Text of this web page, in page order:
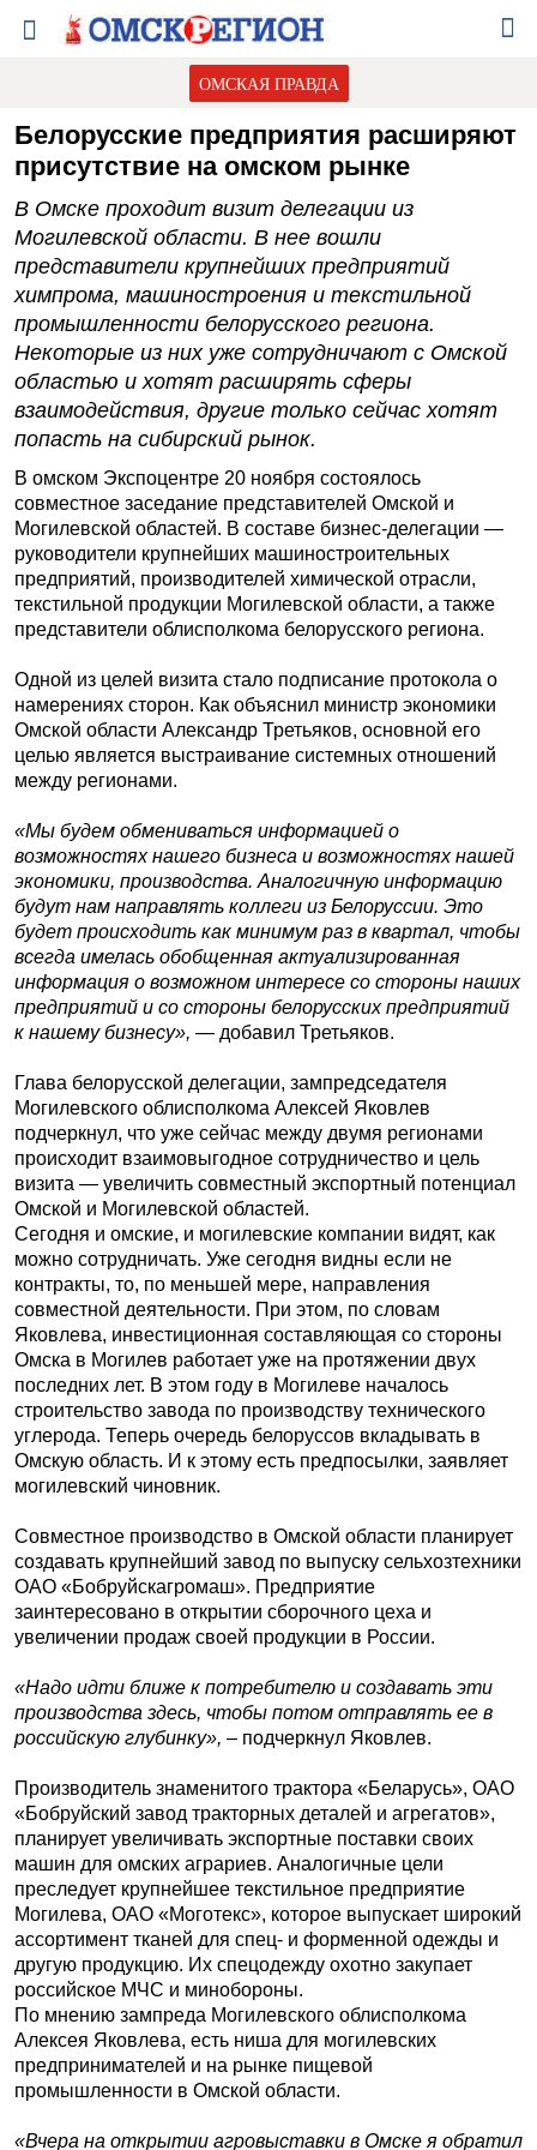
ОМСКАЯ ПРАВДА
Белорусские предприятия расширяют
присутствие на омском рынке
В Омске проходит визит делегации из
Могилевской области. В нее вошли
представители крупнейших предприятий
химпрома, машиностроения и текстильной
промышленности белорусского региона.
Некоторые из них уже сотрудничают с Омской
областью и хотят расширять сферы
взаимодействия, другие только сейчас хотят
попасть на сибирский рынок.
В омском Экспоцентре 20 ноября состоялось
совместное заседание представителей Омской и
Могилевской областей. В составе бизнес-делегации —
руководители крупнейших машиностроительных
предприятий, производителей химической отрасли,
текстильной продукции Могилевской области, а также
представители облисполкома белорусского региона.
Одной из целей визита стало подписание протокола о
намерениях сторон. Как объяснил министр экономики
Омской области Александр Третьяков, основной его
целью является выстраивание системных отношений
между регионами.
«Мы будем обмениваться информацией о
возможностях нашего бизнеса и возможностях нашей
экономики, производства. Аналогичную информацию
будут нам направлять коллеги из Белоруссии. Это
будет происходить как минимум раз в квартал, чтобы
всегда имелась обобщенная актуализированная
информация о возможном интересе со стороны наших
предприятий и со стороны белорусских предприятий
к нашему бизнесу», — добавил Третьяков.
Глава белорусской делегации, зампредседателя
Могилевского облисполкома Алексей Яковлев
подчеркнул, что уже сейчас между двумя регионами
происходит взаимовыгодное сотрудничество и цель
визита — увеличить совместный экспортный потенциал
Омской и Могилевской областей.
Сегодня и омские, и могилевские компании видят, как
можно сотрудничать. Уже сегодня видны если не
контракты, то, по меньшей мере, направления
совместной деятельности. При этом, по словам
Яковлева, инвестиционная составляющая со стороны
Омска в Могилев работает уже на протяжении двух
последних лет. В этом году в Могилеве началось
строительство завода по производству технического
углерода. Теперь очередь белоруссов вкладывать в
Омскую область. И к этому есть предпосылки, заявляет
могилевский чиновник.
Совместное производство в Омской области планирует
создавать крупнейший завод по выпуску сельхозтехники
ОАО «Бобруйскагромаш». Предприятие
заинтересовано в открытии сборочного цеха и
увеличении продаж своей продукции в России.
«Надо идти ближе к потребителю и создавать эти
производства здесь, чтобы потом отправлять ее в
российскую глубинку», – подчеркнул Яковлев.
Производитель знаменитого трактора «Беларусь», ОАО
«Бобруйский завод тракторных деталей и агрегатов»,
планирует увеличивать экспортные поставки своих
машин для омских аграриев. Аналогичные цели
преследует крупнейшее текстильное предприятие
Могилева, ОАО «Моготекс», которое выпускает широкий
ассортимент тканей для спец- и форменной одежды и
другую продукцию. Их спецодежду охотно закупает
российское МЧС и минобороны.
По мнению зампреда Могилевского облисполкома
Алексея Яковлева, есть ниша для могилевских
предпринимателей и на рынке пищевой
промышленности в Омской области.
«Вчера на открытии агровыставки в Омске я обратил